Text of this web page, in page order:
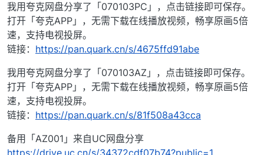
我用夸克网盘分享了「070103PC」，点击链接即可保存。
打开「夸克APP」，无需下载在线播放视频，畅享原画5倍
速，支持电视投屏。
链接： https://pan.quark.cn/s/4675ffd91abe
我用夸克网盘分享了「070103AZ」，点击链接即可保存。
打开「夸克APP」，无需下载在线播放视频，畅享原画5倍
速，支持电视投屏。
链接： https://pan.quark.cn/s/81f508a43cca
备用「AZ001」来自UC网盘分享